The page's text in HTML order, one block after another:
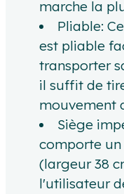
marche la
Pliable:
est pliable
transporter
il suffit de
mouvement
Siège
comporte
(largeur 38
l'utilisateur